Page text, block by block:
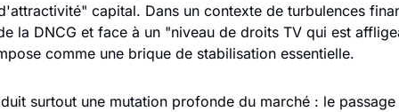
capital. Dans un contexte de turbulences
la DNCG et face à un "niveau de droits TV qui est
comme une brique de stabilisation essentielle.
surtout une mutation profonde du marché : le